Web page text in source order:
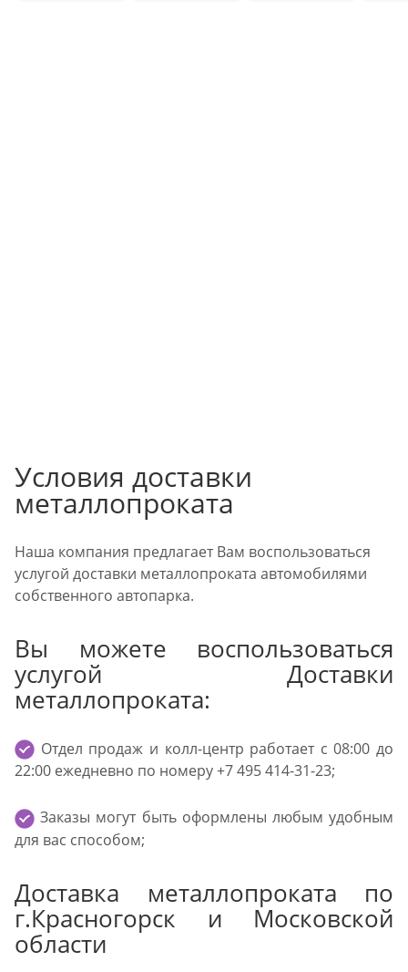
Условия доставки
металлопроката
Наша компания предлагает Вам воспользоваться
услугой доставки металлопроката автомобилями
собственного автопарка.
Вы можете воспользоваться
услугой Доставки
металлопроката:
Отдел продаж и колл-центр работает с 08:00 до
22:00 ежедневно по номеру +7 495 414-31-23;
Заказы могут быть оформлены любым удобным
для вас способом;
Доставка металлопроката по
г.Красногорск и Московской
области